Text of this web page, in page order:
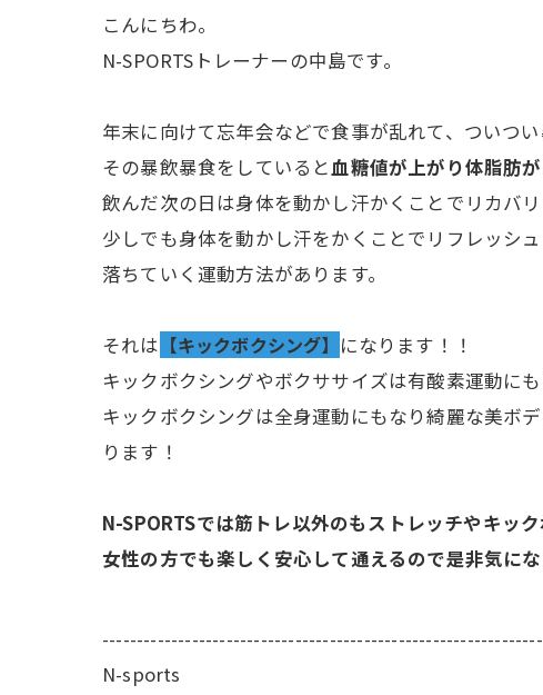
こんにちわ。
N-SPORTSトレーナーの中島です。
年末に向けて忘年会などで食事が乱れて、ついつ
その暴飲暴食をしていると血糖値が上がり体脂肪
飲んだ次の日は身体を動かし汗かくことでリカバ
少しでも身体を動かし汗をかくことでリフレッシ
落ちていく運動方法があります。
それは 【キックボクシング】 になります！！
キックボクシングやボクササイズは有酸素運動に
キックボクシングは全身運動にもなり綺麗な美ボ
ります！
N-SPORTSでは筋トレ以外のもストレッチやキッ
女性の方でも楽しく安心して通えるので是非気に
N-sports